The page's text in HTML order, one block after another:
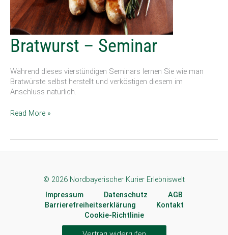
Bratwurst – Seminar
Während dieses vierstündigen Seminars lernen Sie wie man
Bratwürste selbst herstellt und verköstigen diesem im
Anschluss natürlich.
Bratwurst
–
Read More »
© 2026 Nordbayerischer Kurier Erlebniswelt
Impressum
Datenschutz
AGB
Barrierefreiheitserklärung
Kontakt
Cookie-Richtlinie